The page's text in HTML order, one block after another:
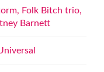
Folk Bitch trio,
Barnett